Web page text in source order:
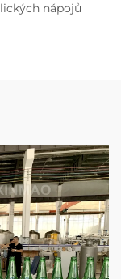
nápojů